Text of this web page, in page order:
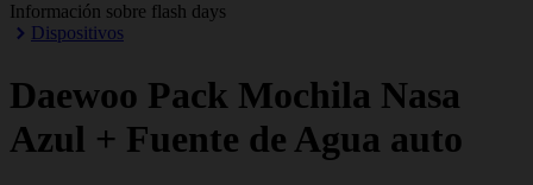
Información sobre flash days
Dispositivos
Daewoo Pack Mochila Nasa
Azul + Fuente de Agua auto